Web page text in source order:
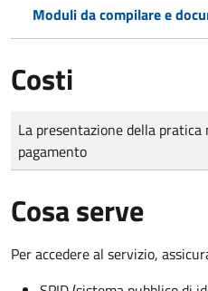
Moduli da compilare e
Costi
Tipo di pagamento
Importo
La presentazione della pratica
pagamento
Cosa serve
Per accedere al servizio,